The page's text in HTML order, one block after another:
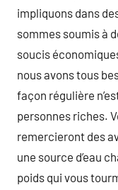
impliquons dans
sommes soumis à
soucis
nous avons tous
façon régulière
personnes riches.
remercieront des
une source d’eau
poids qui vous